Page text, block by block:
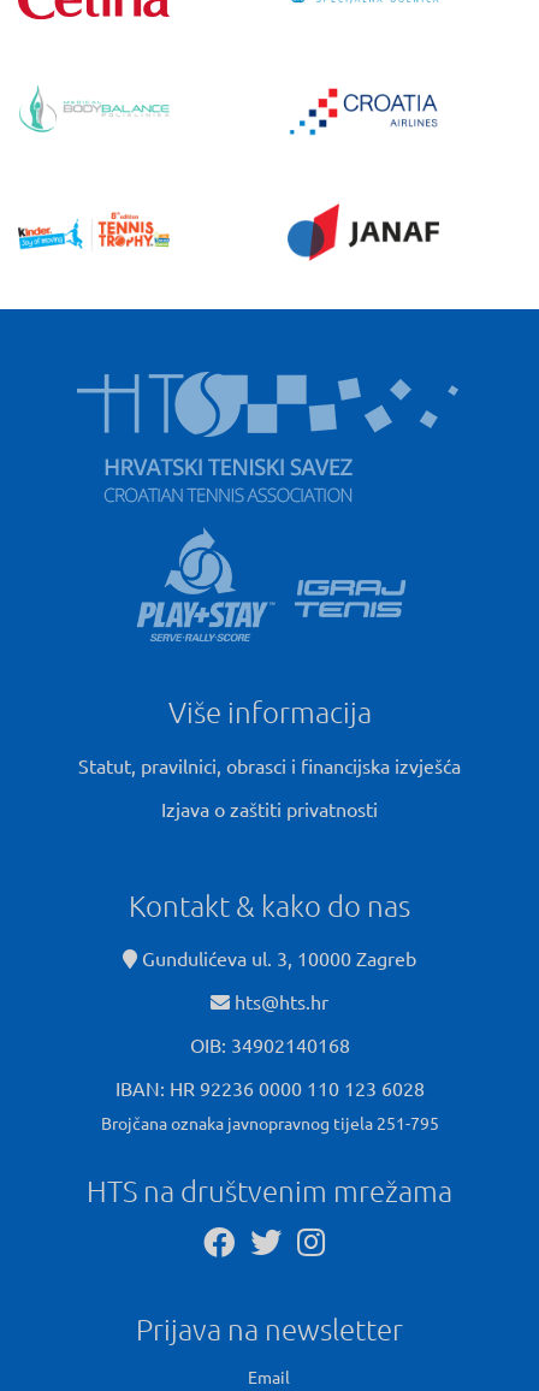
Više informacija
Statut, pravilnici, obrasci i financijska izvješća
Izjava o zaštiti privatnosti
Kontakt & kako do nas
Gundulićeva ul. 3, 10000 Zagreb
hts@hts.hr
OIB: 34902140168
IBAN: HR 92236 0000 110 123 6028
Brojčana oznaka javnopravnog tijela 251-795
HTS na društvenim mrežama
Prijava na newsletter
Email